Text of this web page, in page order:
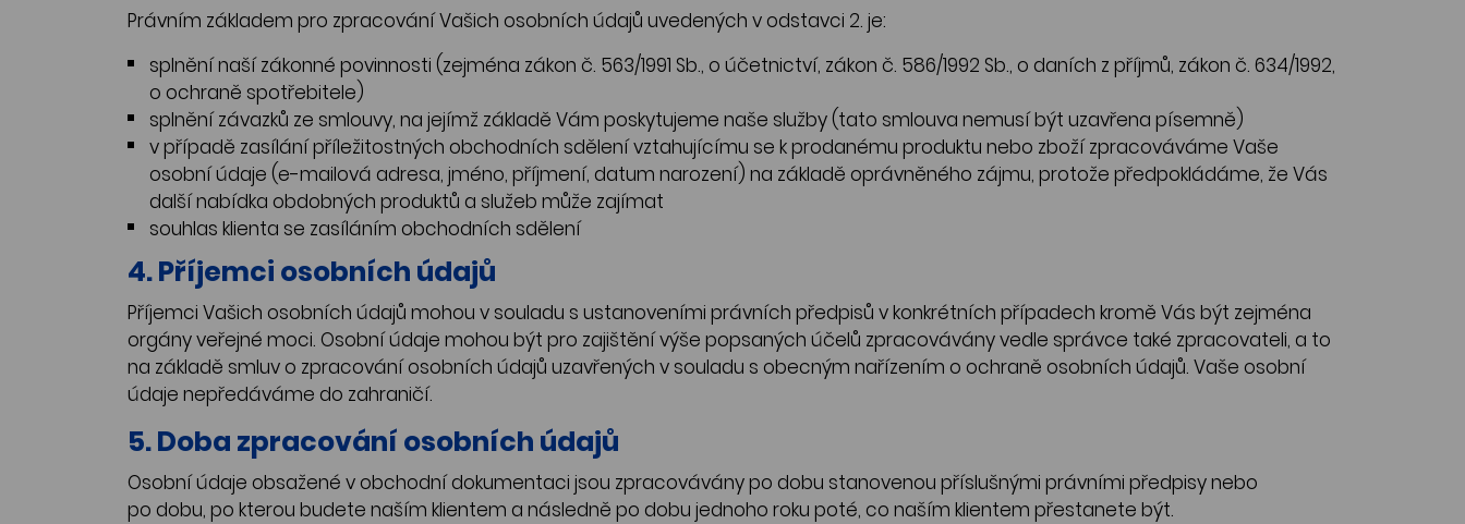
Právním základem pro zpracování Vašich osobních údajů uvedených v odstavci 2. je:
splnění naší zákonné povinnosti (zejména zákon č. 563/1991 Sb., o účetnictví, zákon č. 586/1992 Sb., o daních z příjmů, zákon č. 634/1992,
o ochraně spotřebitele)
splnění závazků ze smlouvy, na jejímž základě Vám poskytujeme naše služby (tato smlouva nemusí být uzavřena písemně)
v případě zasílání příležitostných obchodních sdělení vztahujícímu se k prodanému produktu nebo zboží zpracováváme Vaše
osobní údaje (e-mailová adresa, jméno, příjmení, datum narození) na základě oprávněného zájmu, protože předpokládáme, že Vás
další nabídka obdobných produktů a služeb může zajímat
souhlas klienta se zasíláním obchodních sdělení
4. Příjemci osobních údajů
Příjemci Vašich osobních údajů mohou v souladu s ustanoveními právních předpisů v konkrétních případech kromě Vás být zejména
orgány veřejné moci. Osobní údaje mohou být pro zajištění výše popsaných účelů zpracovávány vedle správce také zpracovateli, a to
na základě smluv o zpracování osobních údajů uzavřených v souladu s obecným nařízením o ochraně osobních údajů. Vaše osobní
údaje nepředáváme do zahraničí.
5. Doba zpracování osobních údajů
Osobní údaje obsažené v obchodní dokumentaci jsou zpracovávány po dobu stanovenou příslušnými právními předpisy nebo
po dobu, po kterou budete naším klientem a následně po dobu jednoho roku poté, co naším klientem přestanete být.